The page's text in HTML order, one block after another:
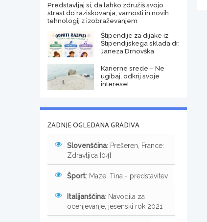
Predstavljaj si, da lahko združiš svojo
strast do raziskovanja, varnosti in novih
tehnologij z izobraževanjem
Štipendije za dijake iz
Štipendijskega sklada dr.
Janeza Drnovška
Karierne srede – Ne
ugibaj, odkrij svoje
interese!
ZADNJE OGLEDANA GRADIVA
Slovenščina: Prešeren, France:
Zdravljica [04]
Šport: Maze, Tina - predstavitev
Italijanščina: Navodila za
ocenjevanje, jesenski rok 2021